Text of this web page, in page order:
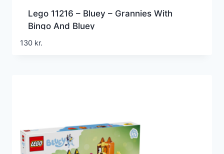
Lego 11216 – Bluey – Grannies With
Bingo And Bluey
130 kr.